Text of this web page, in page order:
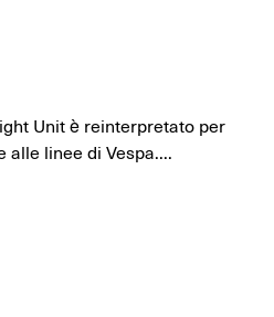
Unit è reinterpretato per
linee di Vespa....